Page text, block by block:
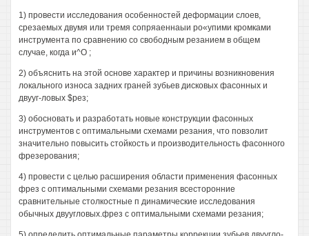
1) провести исследования особенностей деформации слоев,
срезаемых двумя или тремя сопряаеннаыи ро«упими кромками
инструмента по сравнению со свободным резанием в общем
случае, когда и^О ;
2) объяснить на этой основе характер и причины возникновения
локального износа задних граней зубьев дисковых фасонных и
двууг-ловых $рез;
3) обосновать и разработать новые конструкции фасонных
инструментов с оптимальными схемами резания, что повзолит
значительно повысить стойкость и производительность фасонного
фрезерования;
4) провести с целью расширения области применения фасонных
фрез с оптимальными схемами резания всесторонние
сравнительные столкостные п динамические исследования
обычных двуугловых.фрез с оптимальными схемами резания;